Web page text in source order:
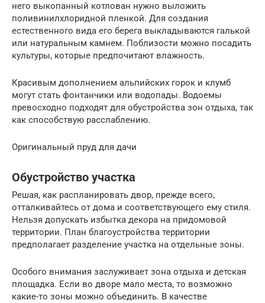
него выкопанный котлован нужно выложить
поливинилхлоридной пленкой. Для создания
естественного вида его берега выкладываются галькой
или натуральным камнем. Поблизости можно посадить
культуры, которые предпочитают влажность.
Красивым дополнением альпийских горок и клумб
могут стать фонтанчики или водопады. Водоемы
превосходно подходят для обустройства зон отдыха, так
как способствую расслаблению.
Оригинальный пруд для дачи
Обустройство участка
Решая, как распланировать двор, прежде всего,
отталкивайтесь от дома и соответствующего ему стиля.
Нельзя допускать избытка декора на придомовой
территории. План благоустройства территории
предполагает разделение участка на отдельные зоны.
Особого внимания заслуживает зона отдыха и детская
площадка. Если во дворе мало места, то возможно
какие-то зоны можно объединить. В качестве